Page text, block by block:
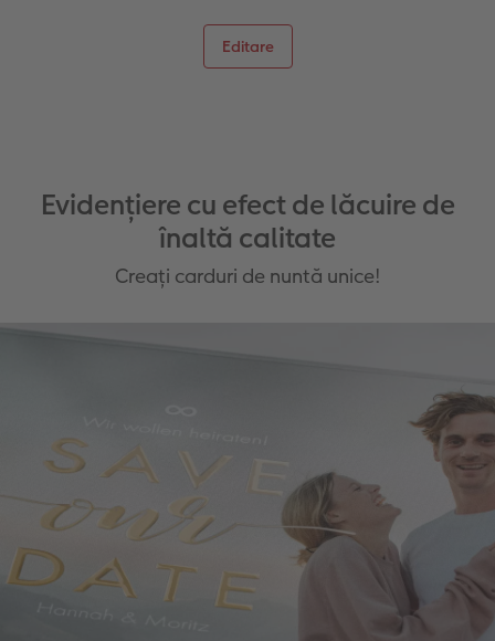
Editare
Evidențiere cu efect de lăcuire de
înaltă calitate
Creați carduri de nuntă unice!